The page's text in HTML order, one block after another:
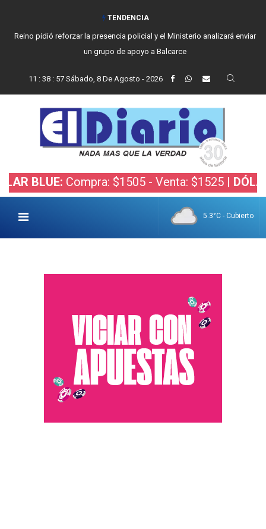
TENDENCIA
Reino pidió reforzar la presencia policial y el Ministerio analizará enviar
un grupo de apoyo a Balcarce
11 : 38 : 58 Sábado, 8 De Agosto - 2026
Compra: $1505 - Venta: $1525 |DÓLAR
5.3°C - Cubierto